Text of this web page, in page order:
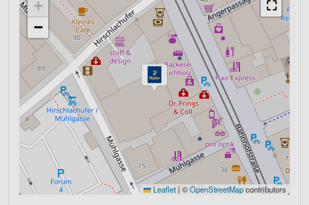
⛶
+
−
Leaflet | ©OpenStreetMapcontributors